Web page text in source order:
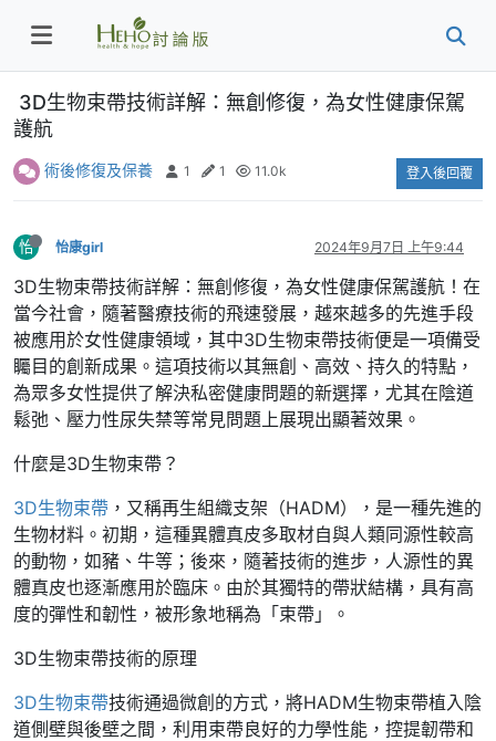
3D生物束帶技術詳解：無創修復，為女性健康保駕
護航
術後修復及保養 1 1 11.0k 登入後回覆
怡 怡康girl 2024年9月7日 上午9:44
3D生物束帶技術詳解：無創修復，為女性健康保駕護航！在
當今社會，隨著醫療技術的飛速發展，越來越多的先進手段
被應用於女性健康領域，其中3D生物束帶技術便是一項備受
矚目的創新成果。這項技術以其無創、高效、持久的特點，
為眾多女性提供了解決私密健康問題的新選擇，尤其在陰道
鬆弛、壓力性尿失禁等常見問題上展現出顯著效果。
什麼是3D生物束帶？
3D生物束帶 ，又稱再生組織支架（HADM），是一種先進的
生物材料。初期，這種異體真皮多取材自與人類同源性較高
的動物，如豬、牛等；後來，隨著技術的進步，人源性的異
體真皮也逐漸應用於臨床。由於其獨特的帶狀結構，具有高
度的彈性和韌性，被形象地稱為「束帶」。
3D生物束帶技術的原理
3D生物束帶技術通過微創的方式，將HADM生物束帶植入陰
道側壁與後壁之間，利用束帶良好的力學性能，控提韌帶和